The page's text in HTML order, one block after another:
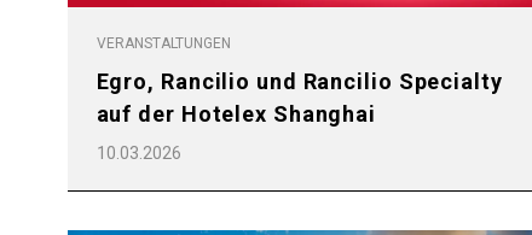
VERANSTALTUNGEN
Egro, Rancilio und Rancilio Specialty
auf der Hotelex Shanghai
10.03.2026